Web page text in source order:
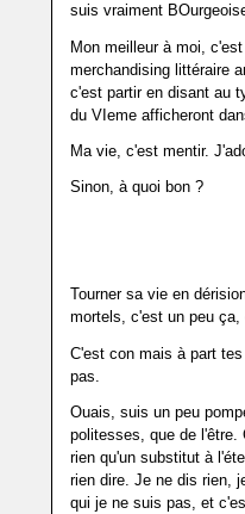
suis vraiment
Mon meilleur à moi,
merchandising littéraire
c'est partir en disant au
du VIeme afficheront
Ma vie, c'est mentir.
Sinon, à quoi bon ?
Tourner sa vie en
mortels, c'est un peu
C'est con mais à part
pas.
Ouais, suis un peu
politesses, que de l'être.
rien qu'un substitut à
rien dire. Je ne dis rien,
qui je ne suis pas, et